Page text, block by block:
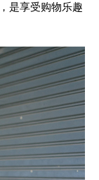
是享受购物乐趣